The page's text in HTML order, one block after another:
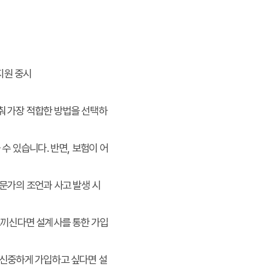
중시
가장 적합한 방법을 선택하
있습니다. 반면, 보험이 어
가의 조언과 사고 발생 시
신다면 설계사를 통한 가입
중하게 가입하고 싶다면 설